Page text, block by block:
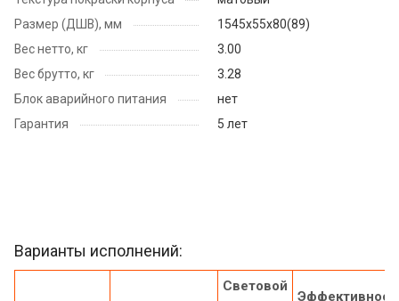
Размер (ДШВ), мм
1545х55х80(89)
Вес нетто, кг
3.00
Вес брутто, кг
3.28
Блок аварийного питания
нет
Гарантия
5 лет
Варианты исполнений:
Световой